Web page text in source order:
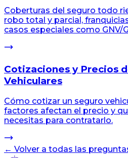
Coberturas del seguro todo
robo total y parcial,
casos especiales como GNV/
Cotizaciones y Precios
Vehiculares
Cómo cotizar un seguro
factores afectan el precio y
necesitas para contratarlo.
← Volver a todas las